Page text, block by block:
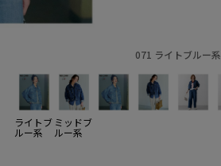
071 ライトブルー系
ライトブ
ルー系
ミッドブ
ルー系